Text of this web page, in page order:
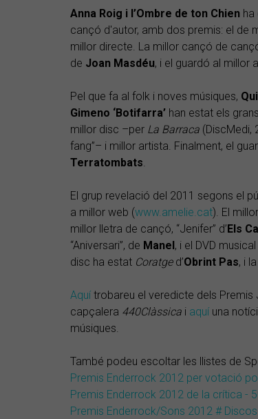
Anna Roig i l’Ombre de ton Chien ha
cançó d'autor, amb dos premis: el de
millor directe. La millor cançó de
de Joan Masdéu, i el guardó al millor
Pel que fa al folk i noves músiques,
Gimeno ‘Botifarra’ han estat els
millor disc –per La Barraca (DiscMedi,
fang”– i millor artista. Finalment, el
Terratombats.
El grup revelació del 2011 segons el
a millor web (www.amelie.cat). El
millor lletra de cançó, “Jenifer” d’Els
“Aniversari”, de Manel, i el DVD musical
disc ha estat Coratged’Obrint Pas, i
Aquí trobareu el veredicte dels Premis
capçalera 440Clàssica i aquí una
músiques.
També podeu escoltar les llistes de
Premis Enderrock 2012 per votació
Premis Enderrock 2012 de la crítica -
Premis Enderrock/Sons 2012 #